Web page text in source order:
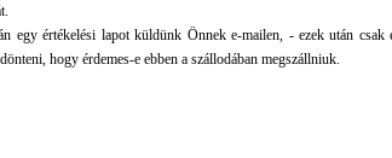
egy értékelési lapot küldünk Önnek e-mailen, - ezek után
hogy érdemes-e ebben a szállodában megszállniuk.